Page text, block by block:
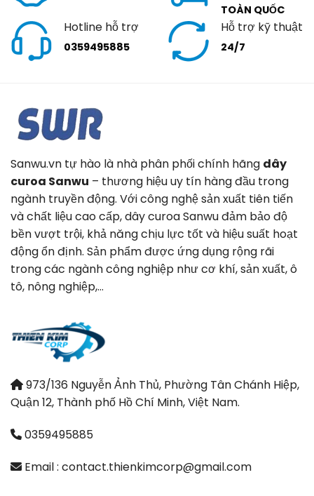
TOÀN QUỐC
Hotline hỗ trợ
0359495885
Hỗ trợ kỹ thuật
24/7
Sanwu.vn tự hào là nhà phân phối chính hãng dây
curoa Sanwu – thương hiệu uy tín hàng đầu trong
ngành truyền động. Với công nghệ sản xuất tiên tiến
và chất liệu cao cấp, dây curoa Sanwu đảm bảo độ
bền vượt trội, khả năng chịu lực tốt và hiệu suất hoạt
động ổn định. Sản phẩm được ứng dụng rộng rãi
trong các ngành công nghiệp như cơ khí, sản xuất, ô
tô, nông nghiệp,…
973/136 Nguyễn Ảnh Thủ, Phường Tân Chánh Hiệp,
Quận 12, Thành phố Hồ Chí Minh, Việt Nam.
0359495885
Email : contact.thienkimcorp@gmail.com